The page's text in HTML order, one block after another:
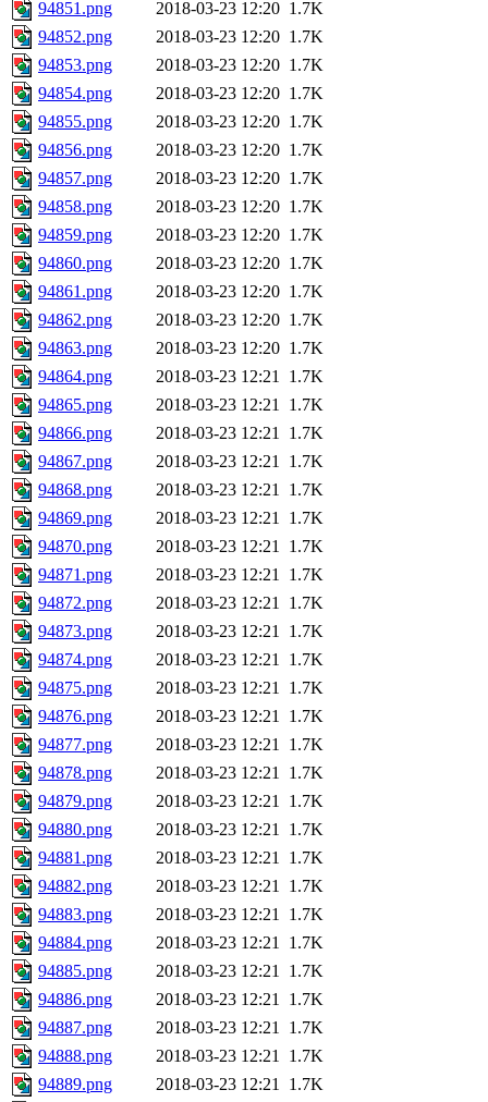
94851.png 2018-03-23 12:20 1.7K
94852.png
2018-03-23 12:20 1.7K
94853.png
2018-03-23 12:20 1.7K
94854.png
2018-03-23 12:20 1.7K
94855.png
2018-03-23 12:20 1.7K
94856.png
2018-03-23 12:20 1.7K
94857.png
2018-03-23 12:20 1.7K
94858.png
2018-03-23 12:20 1.7K
94859.png
2018-03-23 12:20 1.7K
94860.png
2018-03-23 12:20 1.7K
94861.png
2018-03-23 12:20 1.7K
94862.png
2018-03-23 12:20 1.7K
94863.png
2018-03-23 12:20 1.7K
94864.png
2018-03-23 12:21 1.7K
94865.png
2018-03-23 12:21 1.7K
94866.png
2018-03-23 12:21 1.7K
94867.png
2018-03-23 12:21 1.7K
94868.png
2018-03-23 12:21 1.7K
94869.png
2018-03-23 12:21 1.7K
94870.png
2018-03-23 12:21 1.7K
94871.png
2018-03-23 12:21 1.7K
94872.png
2018-03-23 12:21 1.7K
94873.png
2018-03-23 12:21 1.7K
94874.png
2018-03-23 12:21 1.7K
94875.png
2018-03-23 12:21 1.7K
94876.png
2018-03-23 12:21 1.7K
94877.png
2018-03-23 12:21 1.7K
94878.png
2018-03-23 12:21 1.7K
94879.png
2018-03-23 12:21 1.7K
94880.png
2018-03-23 12:21 1.7K
94881.png
2018-03-23 12:21 1.7K
94882.png
2018-03-23 12:21 1.7K
94883.png
2018-03-23 12:21 1.7K
94884.png
2018-03-23 12:21 1.7K
94885.png
2018-03-23 12:21 1.7K
94886.png
2018-03-23 12:21 1.7K
94887.png
2018-03-23 12:21 1.7K
94888.png
2018-03-23 12:21 1.7K
94889.png
2018-03-23 12:21 1.7K